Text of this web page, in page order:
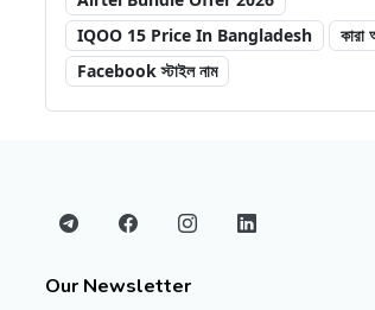
IQOO 15 Price In Bangladesh
কারা
Facebook স্টাইল নাম
Our Newsletter